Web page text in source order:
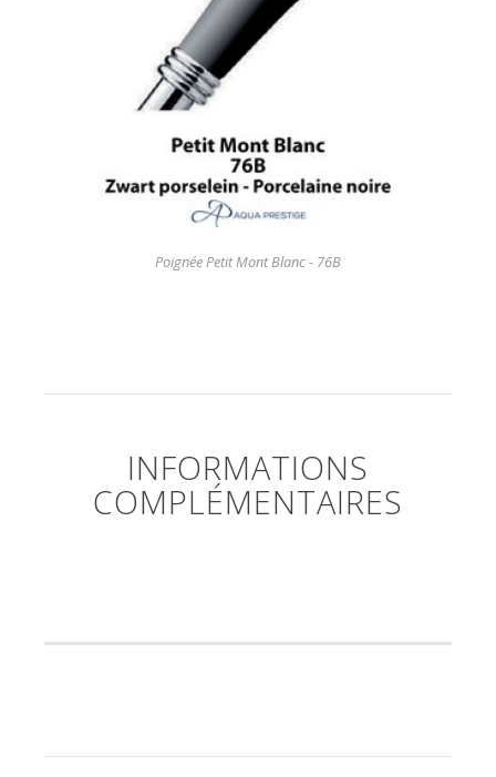
Poignée Petit Mont Blanc - 76B
INFORMATIONS
COMPLÉMENTAIRES